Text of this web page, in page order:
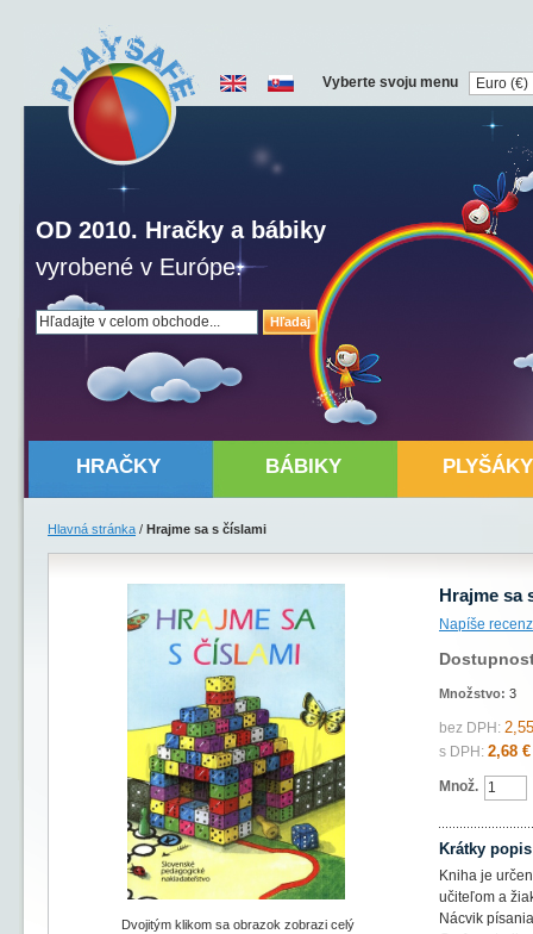
Hľadaj
OD 2010. Hračky a bábiky
vyrobené v Európe.
Vyberte svoju menu
HRAČKY BÁBIKY PLYŠÁKY
Hlavná stránka / Hrajme sa s číslami
Hrajme sa
Napíše
Množstvo: 3
bez DPH:
s DPH: 2,68 €
Množ.
Krátky popis
Kniha je
učiteľom a
Nácvik
Dvojitým klikom sa obrazok zobrazi celý